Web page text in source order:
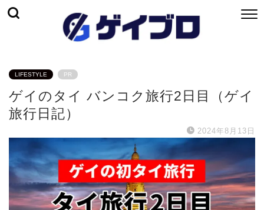
LIFESTYLE PR
ゲイのタイ バンコク旅行2日目（ゲイ
旅行日記）
2024年8月13日